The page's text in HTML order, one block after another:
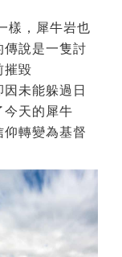
樣，犀牛岩也
傳說是一隻討
摧毀
未能躲過日
今天的犀牛
轉變為基督